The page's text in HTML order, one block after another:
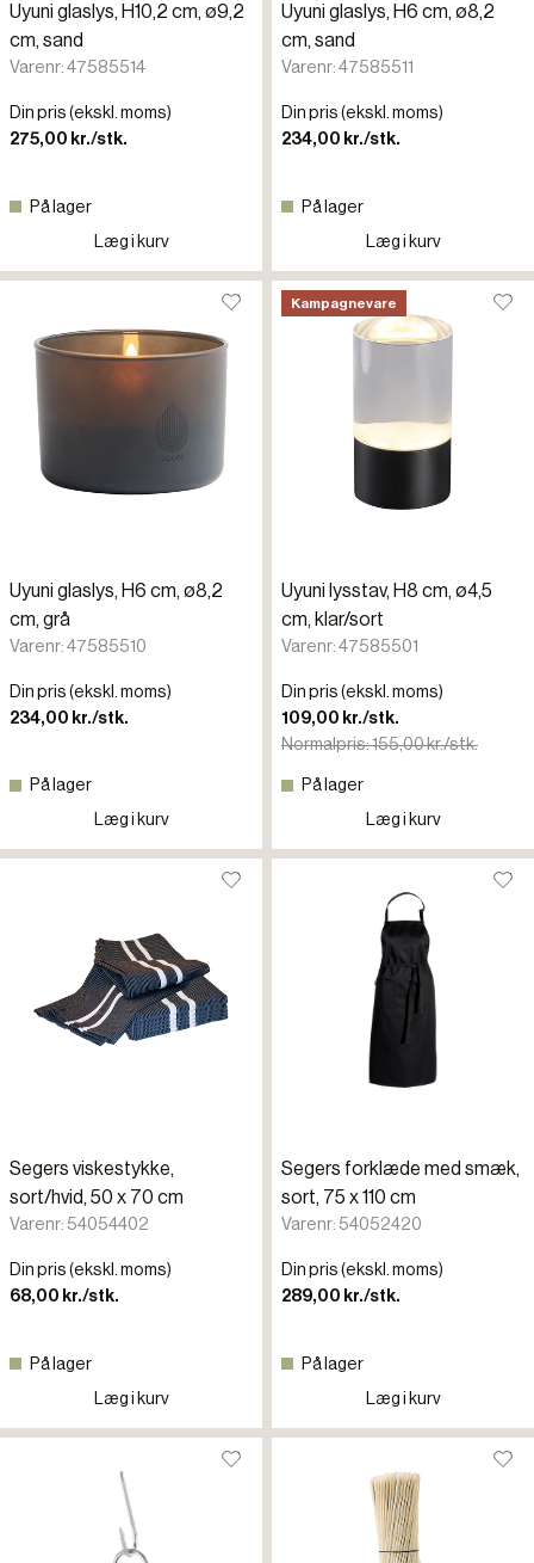
Uyuni glaslys, H10,2 cm, ø9,2
cm, sand
Varenr: 47585514
Din pris (ekskl. moms)
275,00 kr./stk.
På lager
Læg i kurv
Uyuni glaslys, H6 cm, ø8,2
cm, sand
Varenr: 47585511
Din pris (ekskl. moms)
234,00 kr./stk.
På lager
Læg i kurv
Uyuni glaslys, H6 cm, ø8,2
cm, grå
Varenr: 47585510
Din pris (ekskl. moms)
234,00 kr./stk.
På lager
Læg i kurv
Kampagnevare
Uyuni lysstav, H8 cm, ø4,5
cm, klar/sort
Varenr: 47585501
Din pris (ekskl. moms)
109,00 kr./stk.
Normalpris: 155,00 kr./stk.
På lager
Læg i kurv
Segers viskestykke,
sort/hvid, 50 x 70 cm
Varenr: 54054402
Din pris (ekskl. moms)
68,00 kr./stk.
På lager
Læg i kurv
Segers forklæde med smæk,
sort, 75 x 110 cm
Varenr: 54052420
Din pris (ekskl. moms)
289,00 kr./stk.
På lager
Læg i kurv